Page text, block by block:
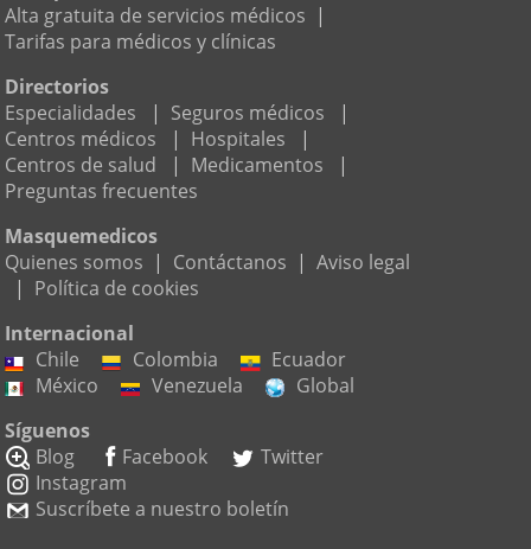
Alta gratuita de servicios médicos |
Tarifas para médicos y clínicas
Directorios
Especialidades
| Seguros médicos
|
Centros médicos
| Hospitales
|
Centros de salud
| Medicamentos
|
Preguntas frecuentes
Masquemedicos
Quienes somos | Contáctanos | Aviso legal
| Política de cookies
Internacional
Chile
Colombia
Ecuador
México
Venezuela
Global
Síguenos
Blog
Facebook
Twitter
Instagram
Suscríbete a nuestro boletín